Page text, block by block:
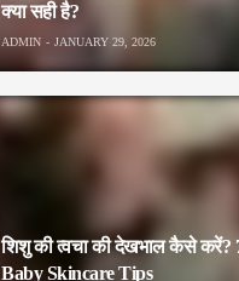
क्या सही है?
ADMIN JANUARY 29, 2026
शिशु की त्वचा की देखभाल कैसे करें?
Baby Skincare Tips